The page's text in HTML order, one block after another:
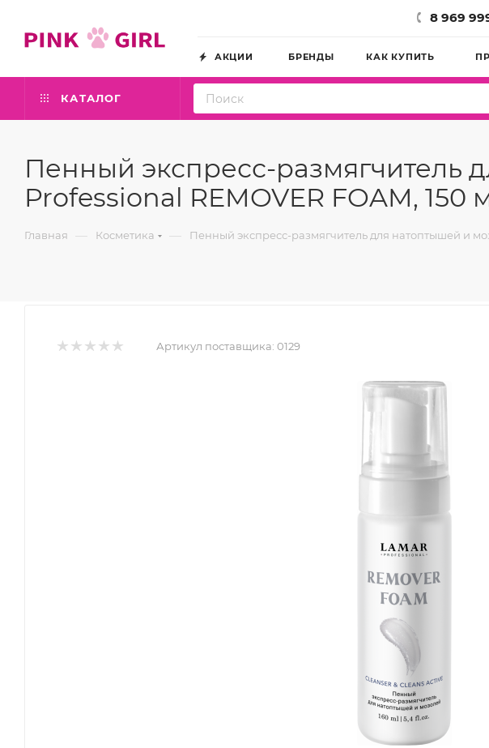
8 969
АКЦИИ БРЕНДЫ КАК КУПИТЬ
КАТАЛОГ
Пенный экспресс-размягчитель
Professional REMOVER FOAM, 150
Главная — Косметика — Пенный экспресс-размягчитель для натоптышей и
Артикул поставщика: 0129